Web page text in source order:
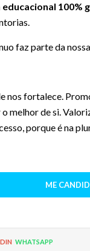
100%
faz parte da
nos fortalece.
melhor de si.
porque é na
ME
WHATSAPP